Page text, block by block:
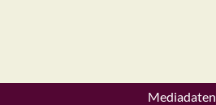
Mediadaten